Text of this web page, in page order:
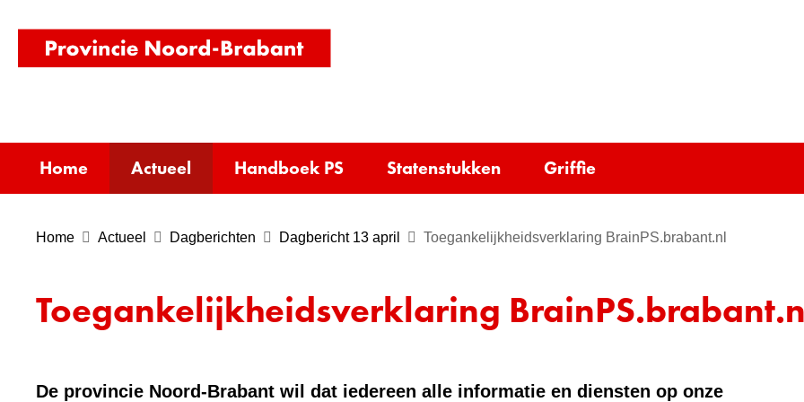
homepage)
Home Actueel Handboek PS Statenstukken Griffie
Home Actueel Dagberichten Dagbericht 13 april Toegankelijkheidsverklaring BrainPS.brabant.nl
Toegankelijkheidsverklaring
De provincie Noord-Brabant wil dat iedereen alle informatie en diensten op onze